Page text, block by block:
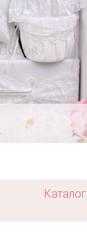
Каталог